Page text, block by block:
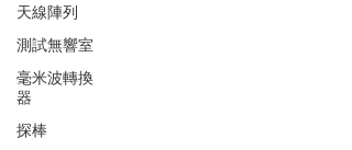
天線陣列
測試無響室
毫米波轉換
器
探棒